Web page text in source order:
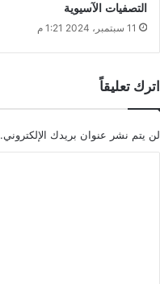
التصفيات الآسيوية
11 سبتمبر، 2024 1:21 م
اترك تعليقاً
لن يتم نشر عنوان بريدك الإلكتروني.